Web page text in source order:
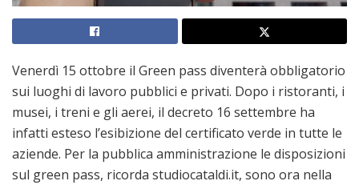
Venerdì 15 ottobre il Green pass diventerà obbligatorio
sui luoghi di lavoro pubblici e privati. Dopo i ristoranti, i
musei, i treni e gli aerei, il decreto 16 settembre ha
infatti esteso l’esibizione del certificato verde in tutte le
aziende. Per la pubblica amministrazione le disposizioni
sul green pass, ricorda studiocataldi.it, sono ora nella